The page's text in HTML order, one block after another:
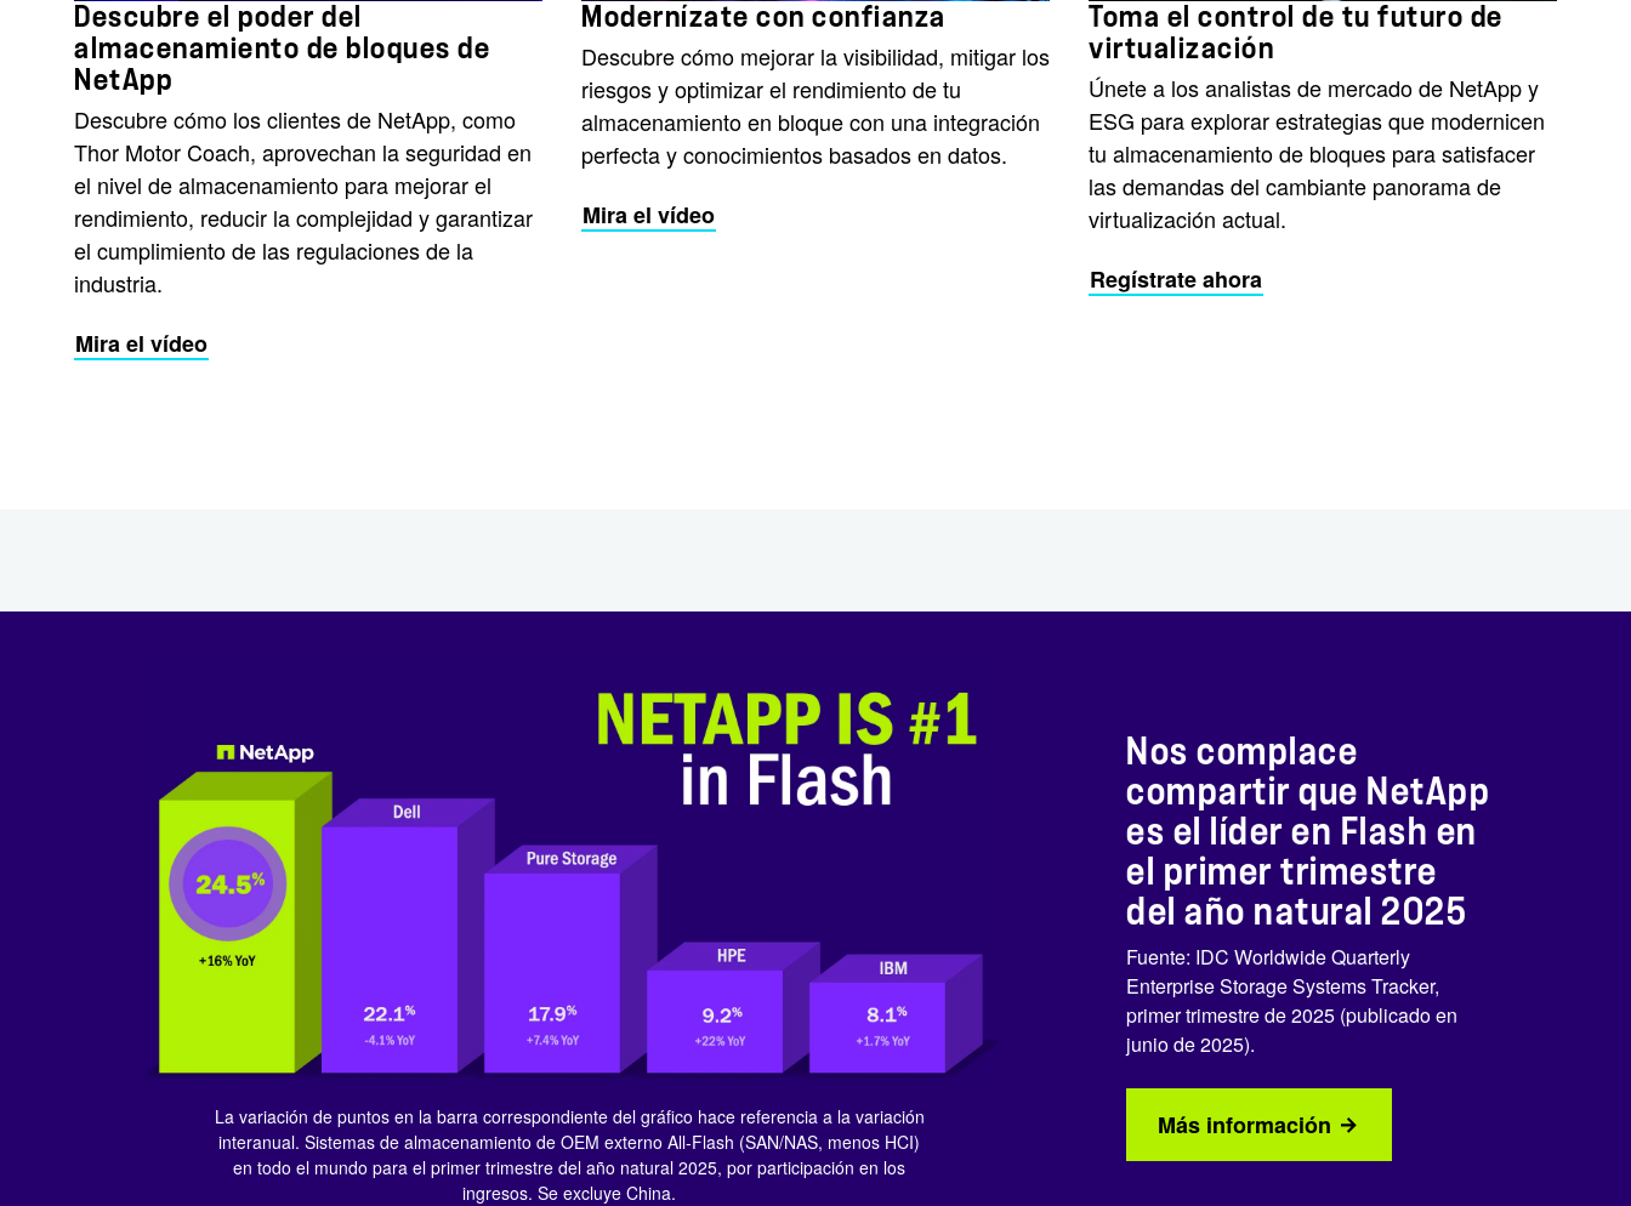
Descubre el poder del
almacenamiento de bloques de
NetApp
Descubre cómo los clientes de NetApp, como
Thor Motor Coach, aprovechan la seguridad en
el nivel de almacenamiento para mejorar el
rendimiento, reducir la complejidad y garantizar
el cumplimiento de las regulaciones de la
industria.
Mira el vídeo
Modernízate con confianza
Descubre cómo mejorar la visibilidad, mitigar los
riesgos y optimizar el rendimiento de tu
almacenamiento en bloque con una integración
perfecta y conocimientos basados en datos.
Mira el vídeo
Toma el control de tu futuro de
virtualización
Únete a los analistas de mercado de NetApp y
ESG para explorar estrategias que modernicen
tu almacenamiento de bloques para satisfacer
las demandas del cambiante panorama de
virtualización actual.
Regístrate ahora
La variación de puntos en la barra correspondiente del gráfico hace referencia a la variación
interanual. Sistemas de almacenamiento de OEM externo All-Flash (SAN/NAS, menos HCI)
en todo el mundo para el primer trimestre del año natural 2025, por participación en los
ingresos. Se excluye China.​
Nos complace
compartir que NetApp
es el líder en Flash en
el primer trimestre
del año natural 2025
Fuente: IDC Worldwide Quarterly
Enterprise Storage Systems Tracker,
primer trimestre de 2025 (publicado en
junio de 2025).
Más información